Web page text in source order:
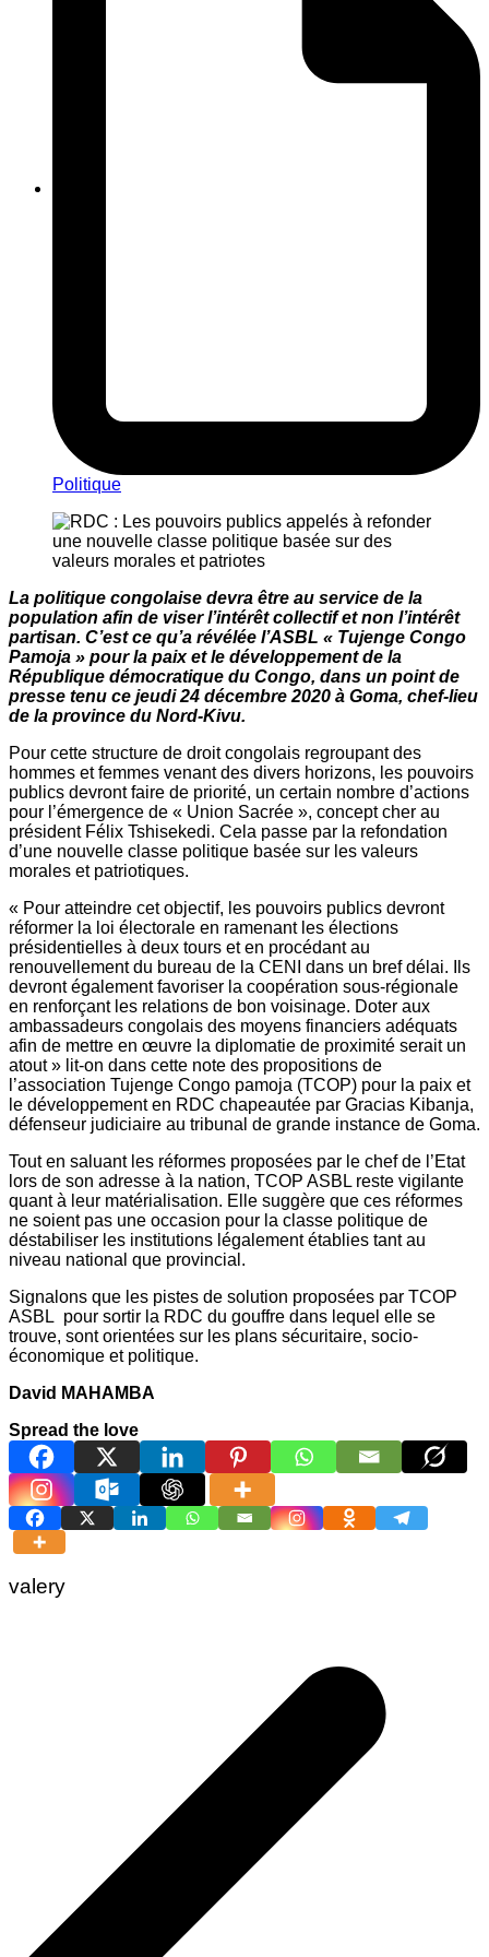
Politique
La politique congolaise devra être au service de la
population afin de viser l’intérêt collectif et non l’intérêt
partisan. C’est ce qu’a révélée l’ASBL « Tujenge Congo
Pamoja » pour la paix et le développement de la
République démocratique du Congo, dans un point de
presse tenu ce jeudi 24 décembre 2020 à Goma, chef-lieu
de la province du Nord-Kivu.
Pour cette structure de droit congolais regroupant des
hommes et femmes venant des divers horizons, les pouvoirs
publics devront faire de priorité, un certain nombre d’actions
pour l’émergence de « Union Sacrée », concept cher au
président Félix Tshisekedi. Cela passe par la refondation
d’une nouvelle classe politique basée sur les valeurs
morales et patriotiques.
« Pour atteindre cet objectif, les pouvoirs publics devront
réformer la loi électorale en ramenant les élections
présidentielles à deux tours et en procédant au
renouvellement du bureau de la CENI dans un bref délai. Ils
devront également favoriser la coopération sous-régionale
en renforçant les relations de bon voisinage. Doter aux
ambassadeurs congolais des moyens financiers adéquats
afin de mettre en œuvre la diplomatie de proximité serait un
atout » lit-on dans cette note des propositions de
l’association Tujenge Congo pamoja (TCOP) pour la paix et
le développement en RDC chapeautée par Gracias Kibanja,
défenseur judiciaire au tribunal de grande instance de Goma.
Tout en saluant les réformes proposées par le chef de l’Etat
lors de son adresse à la nation, TCOP ASBL reste vigilante
quant à leur matérialisation. Elle suggère que ces réformes
ne soient pas une occasion pour la classe politique de
déstabiliser les institutions légalement établies tant au
niveau national que provincial.
Signalons que les pistes de solution proposées par TCOP
ASBL pour sortir la RDC du gouffre dans lequel elle se
trouve, sont orientées sur les plans sécuritaire, socio-
économique et politique.
David MAHAMBA
Spread the love
valery